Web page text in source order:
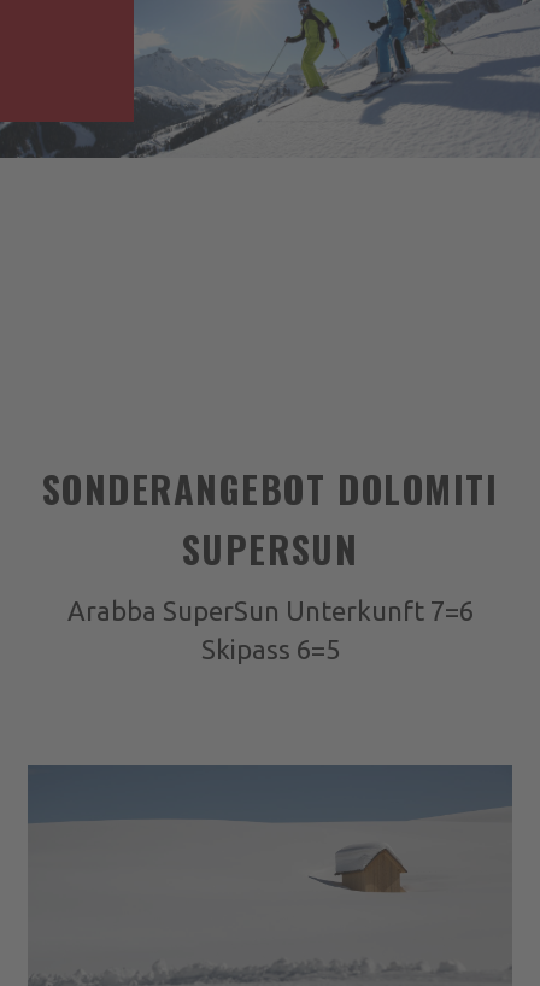
SONDERANGEBOT DOLOMITI
SUPERSUN
Arabba SuperSun Unterkunft 7=6
Skipass 6=5